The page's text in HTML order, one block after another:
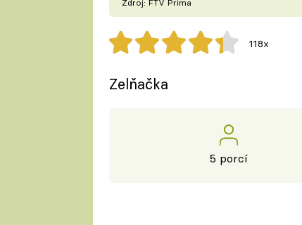
Zdroj: FTV Prima
118x
Zelňačka
5 porcí